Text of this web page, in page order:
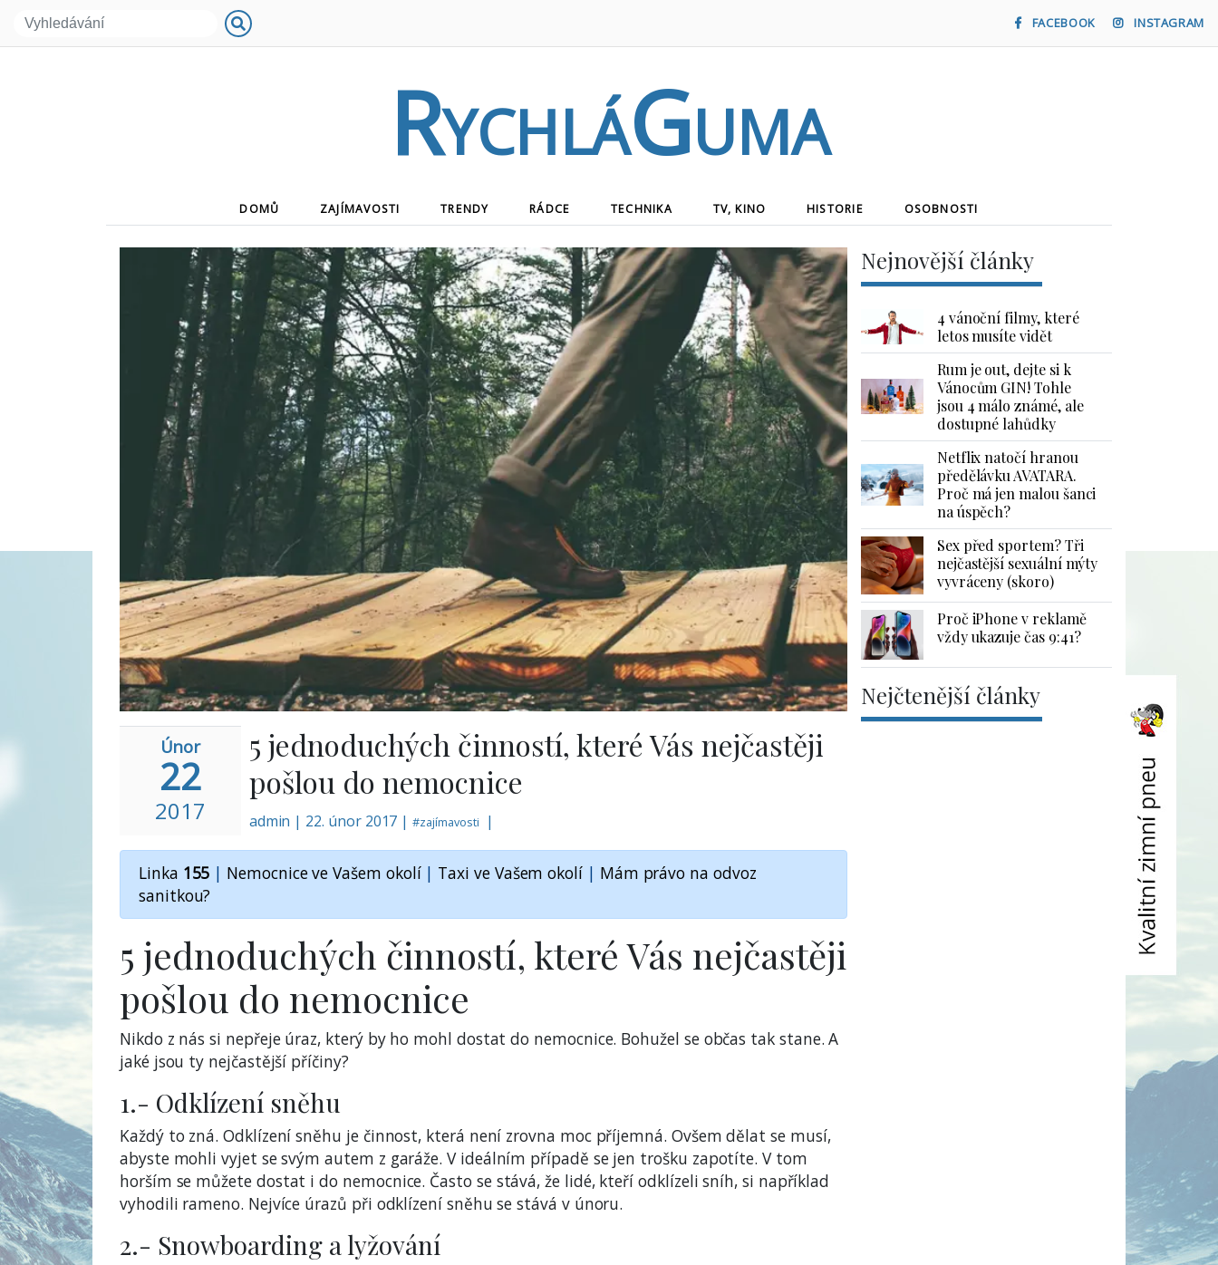
FACEBOOK INSTAGRAM
RychláGuma
DOMŮ (CURRENT)ZAJÍMAVOSTI TRENDY RÁDCE TECHNIKA TV, KINO HISTORIE OSOBNOSTI
Únor
22
2017
5 jednoduchých činností, které Vás nejčastěji
pošlou do nemocnice
admin | 22. únor 2017 |#zajímavosti |
Linka 155 | Nemocnice ve Vašem okolí| Taxi ve Vašem okolí | Mám právo na odvoz
sanitkou?
5 jednoduchých činností, které Vás nejčastěji
pošlou do nemocnice
Nikdo z nás si nepřeje úraz, který by ho mohl dostat do nemocnice. Bohužel se občas tak stane. A
jaké jsou ty nejčastější příčiny?
1.- Odklízení sněhu
Každý to zná. Odklízení sněhu je činnost, která není zrovna moc příjemná. Ovšem dělat se musí,
abyste mohli vyjet se svým autem z garáže. V ideálním případě se jen trošku zapotíte. V tom
horším se můžete dostat i do nemocnice. Často se stává, že lidé, kteří odklízeli sníh, si například
vyhodili rameno. Nejvíce úrazů při odklízení sněhu se stává v únoru.
2.- Snowboarding a lyžování
Nejnovější články
4 vánoční filmy, které
letos musíte vidět
Rum je out, dejte si k
Vánocům GIN! Tohle
jsou 4 málo známé, ale
dostupné lahůdky
Netflix natočí hranou
předělávku AVATARA.
Proč má jen malou šanci
na úspěch?
Sex před sportem? Tři
nejčastější sexuální mýty
vyvráceny (skoro)
Proč iPhone v reklamě
vždy ukazuje čas 9:41?
Nejčtenější články